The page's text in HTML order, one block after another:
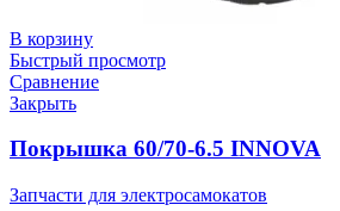
В корзину
Быстрый просмотр
Сравнение
Закрыть
Покрышка 60/70-6.5 INNOVA
Запчасти для электросамокатов